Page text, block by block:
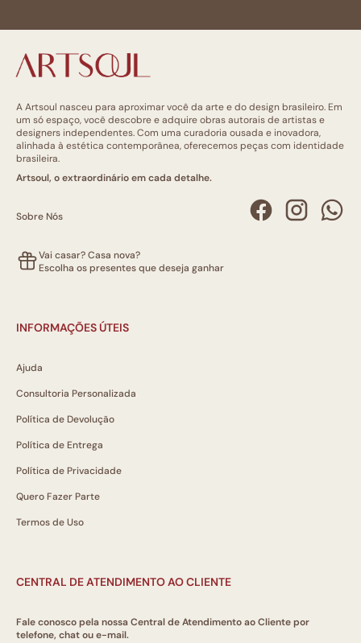
A Artsoul nasceu para aproximar você da arte e do design brasileiro. Em
um só espaço, você descobre e adquire obras autorais de artistas e
designers independentes. Com uma curadoria ousada e inovadora,
alinhada à estética contemporânea, oferecemos peças com identidade
brasileira.
Artsoul, o extraordinário em cada detalhe.
Sobre Nós
Vai casar? Casa nova?
Escolha os presentes que deseja ganhar
INFORMAÇÕES ÚTEIS
Ajuda
Consultoria Personalizada
Política de Devolução
Política de Entrega
Política de Privacidade
Quero Fazer Parte
Termos de Uso
CENTRAL DE ATENDIMENTO AO CLIENTE
Fale conosco pela nossa Central de Atendimento ao Cliente por
telefone, chat ou e-mail.